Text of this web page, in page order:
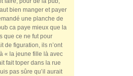
bien manger et payer
une planche de
ca paye mieux que la
que ce ne fut pour
de figuration, ils n’ont
« la jeune fille là avec
fait toper dans la rue
pas sûre qu’il aurait